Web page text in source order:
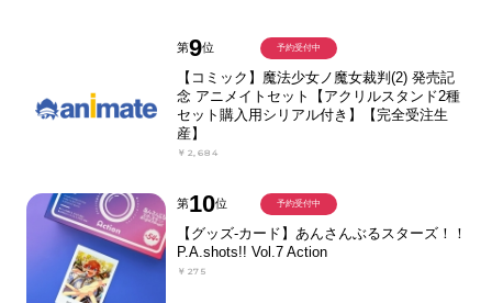
第9位
【コミック】魔法少女ノ魔女裁判(2) 発売記
念 アニメイトセット【アクリルスタンド2種
セット購入用シリアル付き】【完全受注生
産】
￥2,684
予約受付中
第10位
【グッズ-カード】あんさんぶるスターズ！！
P.A.shots!! Vol.7 Action
￥275
予約受付中